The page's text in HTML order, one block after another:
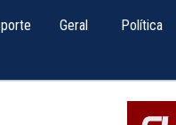
Geral Política